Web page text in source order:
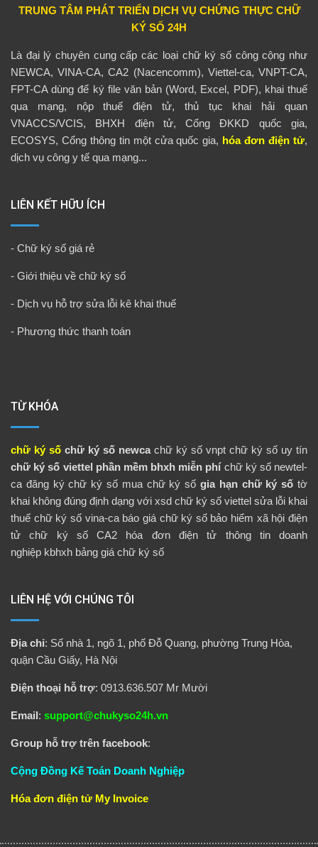
TRUNG TÂM PHÁT TRIỂN DỊCH VỤ CHỨNG THỰC CHỮ
KÝ SỐ 24H
Là đại lý chuyên cung cấp các loại chữ ký số công cộng như
NEWCA, VINA-CA, CA2 (Nacencomm), Viettel-ca, VNPT-CA,
FPT-CA dùng để ký file văn bản (Word, Excel, PDF), khai thuế
qua mạng, nộp thuế điện tử, thủ tục khai hải quan
VNACCS/VCIS, BHXH điện tử, Cổng ĐKKD quốc gia,
ECOSYS, Cổng thông tin một cửa quốc gia, hóa đơn điện tử,
dịch vụ công y tế qua mạng...
LIÊN KẾT HỮU ÍCH
- Chữ ký số giá rẻ
- Giới thiệu về chữ ký số
- Dịch vụ hỗ trợ sửa lỗi kê khai thuế
- Phương thức thanh toán
TỪ KHÓA
chữ ký số chữ ký số newca chữ ký số vnpt chữ ký số uy tín
chữ ký số viettel phần mềm bhxh miễn phí chữ ký số newtel-
ca đăng ký chữ ký số mua chữ ký số gia hạn chữ ký số tờ
khai không đúng định dạng với xsd chữ ký số viettel sửa lỗi khai
thuế chữ ký số vina-ca báo giá chữ ký số bảo hiểm xã hội điện
tử
chữ ký số CA2 hóa đơn điện tử
thông tin doanh
nghiệp kbhxh bảng giá chữ ký số
LIÊN HỆ VỚI CHÚNG TÔI
Địa chỉ: Số nhà 1, ngõ 1, phố Đỗ Quang, phường Trung Hòa,
quận Cầu Giấy, Hà Nội
Điện thoại hỗ trợ: 0913.636.507 Mr Mười
Email: support@chukyso24h.vn
Group hỗ trợ trên facebook:
Cộng Đồng Kế Toán Doanh Nghiệp
Hóa đơn điện tử My Invoice